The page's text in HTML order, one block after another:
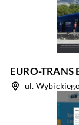
EURO-TRANS
ul.